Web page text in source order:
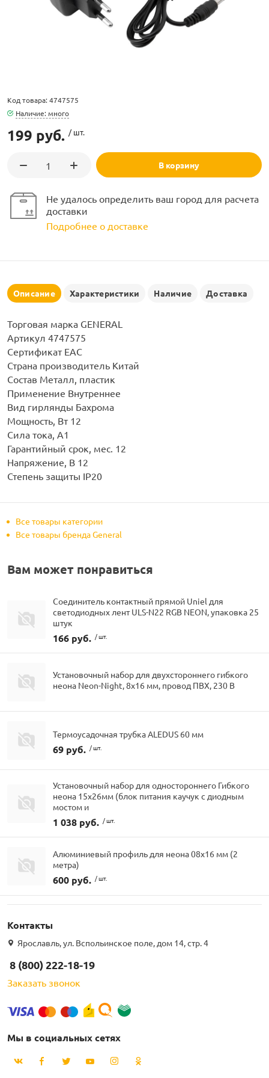
LED
Код товара: 4747575
Наличие: много
199 руб. / шт.
В корзину
Не удалось определить ваш город для расчета
доставки
Подробнее о доставке
Описание Характеристики Наличие Доставка
Торговая марка GENERAL
Артикул 4747575
Сертификат ЕАС
Страна производитель Китай
Состав Металл, пластик
Применение Внутреннее
Вид гирлянды Бахрома
Мощность, Вт 12
Сила тока, А1
Гарантийный срок, мес. 12
Напряжение, В 12
Степень защиты IP20
Все товары категории
Все товары бренда General
Вам может понравиться
Соединитель контактный прямой Uniel для
светодиодных лент ULS-N22 RGB NEON, упаковка 25
штук
166 руб. / шт.
Установочный набор для двухстороннего гибкого
неона Neon-Night, 8х16 мм, провод ПВХ, 230 В
Термоусадочная трубка ALEDUS 60 мм
69 руб. / шт.
Установочный набор для одностороннего Гибкого
неона 15х26мм (блок питания каучук с диодным
мостом и
1 038 руб. / шт.
Алюминиевый профиль для неона 08х16 мм (2
метра)
600 руб. / шт.
Контакты
Ярославль, ул. Вспольинское поле, дом 14, стр. 4
8 (800) 222-18-19
Заказать звонок
Мы в социальных сетях